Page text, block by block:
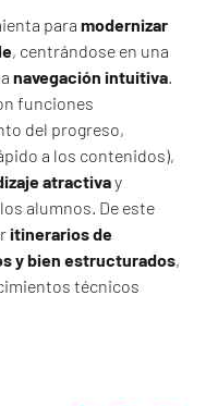
para modernizar
, centrándose en una
navegación intuitiva.
funciones
del progreso,
a los contenidos),
atractivay
alumnos. De este
itinerarios de
y bien estructurados,
técnicos